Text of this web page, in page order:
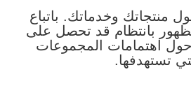
منتجاتك وخدماتك. باتباع
بانتظام قد تحصل على
اهتمامات المجموعات
تستهدفها.